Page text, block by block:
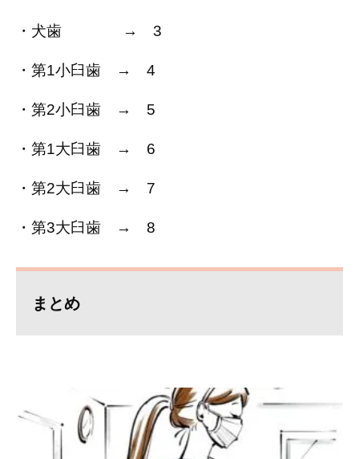
・犬歯 → 3
・第1小臼歯 → 4
・第2小臼歯 → 5
・第1大臼歯 → 6
・第2大臼歯 → 7
・第3大臼歯 → 8
まとめ